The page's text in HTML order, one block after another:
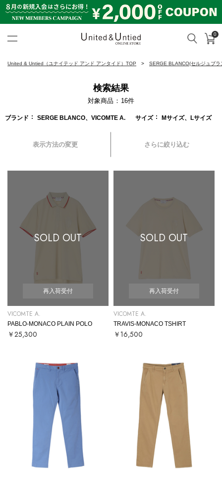
検索 カ
0
United & Untied（ユナイテッド アンド アンタイド）TOP SERGE BLANCO(セルジュブ
検索結果
対象商品 16件
ブランド SERGE BLANCO、VICOMTE A. サイズ Mサイズ、Lサイズ
表示方法の変更 さらに絞り込む
SOLD OUT
再入荷受付
VICOMTE A.
PABLO-MONACO PLAIN POLO
￥25,300
SOLD OUT
再入荷受付
VICOMTE A.
TRAVIS-MONACO TSHIRT
￥16,500